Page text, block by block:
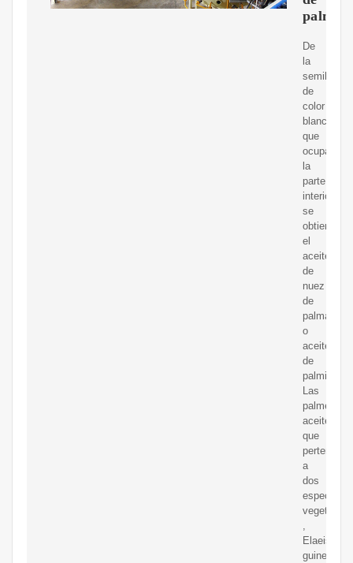
palma
De
la
semilla
de
color
blanco
que
ocupa
la
parte
interior
se
obtienen
el
aceite
de
nuez
de
palma,
o
aceite
de
palmiste.
Las
palmeras
aceiteras,
que
pertenecen
a
dos
especies
vegetales
Elaeis
guineensis